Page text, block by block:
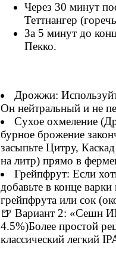
Через 30 минут
Теттнангер
За 5 минут до
Пекко.
Дрожжи:
Он нейтральный и не
Сухое охмеление
бурное брожение
засыпьте Цитру,
на литр) прямо в
Грейпфрут: Если
добавьте в конце
грейпфрута или сок
🍺 Вариант 2: «Сешн
4.5%)Более простой
классический легкий